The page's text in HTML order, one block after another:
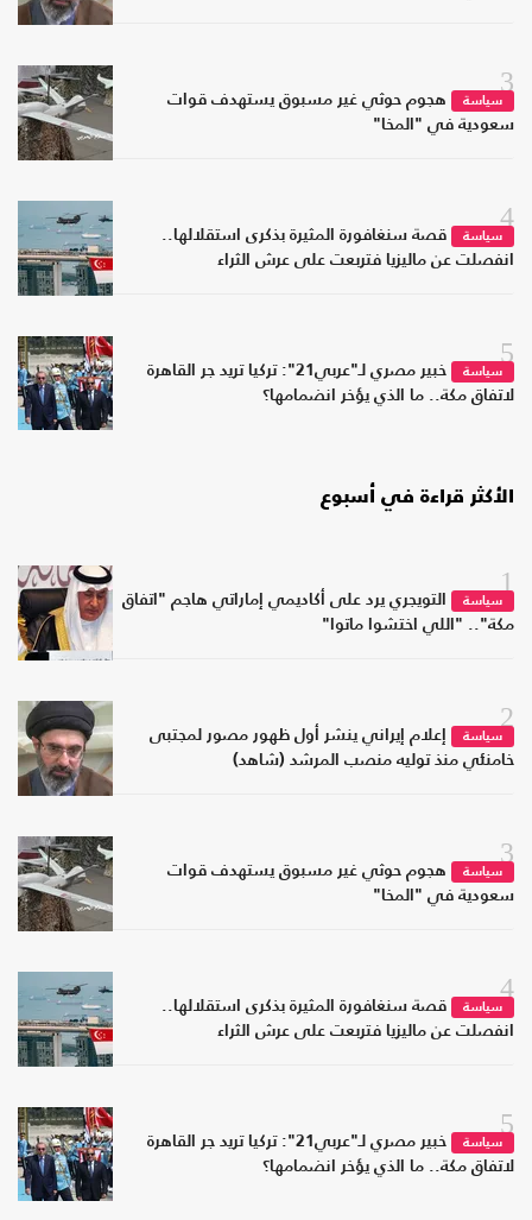
3
سياسة
هجوم حوثي غير مسبوق يستهدف قوات
سعودية في "المخا"
4
سياسة
قصة سنغافورة المثيرة بذكرى استقلالها..
انفصلت عن ماليزيا فتربعت على عرش الثراء
5
سياسة
خبير مصري لـ"عربي21": تركيا تريد جر القاهرة
لاتفاق مكة.. ما الذي يؤخر انضمامها؟
الأكثر قراءة في أسبوع
1
سياسة
التويجري يرد على أكاديمي إماراتي هاجم "اتفاق
مكة".. "اللي اختشوا ماتوا"
2
سياسة
إعلام إيراني ينشر أول ظهور مصور لمجتبى
خامنئي منذ توليه منصب المرشد (شاهد)
3
سياسة
هجوم حوثي غير مسبوق يستهدف قوات
سعودية في "المخا"
4
سياسة
قصة سنغافورة المثيرة بذكرى استقلالها..
انفصلت عن ماليزيا فتربعت على عرش الثراء
5
سياسة
خبير مصري لـ"عربي21": تركيا تريد جر القاهرة
لاتفاق مكة.. ما الذي يؤخر انضمامها؟